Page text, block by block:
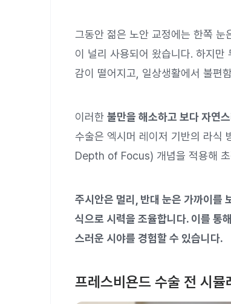
그동안 젊은 노안 교정에는 한쪽 눈
이 널리 사용되어 왔습니다. 하지만
감이 떨어지고, 일상생활에서 불편
이러한 불만을 해소하고 보다 자연
수술은 엑시머 레이저 기반의 라식
Depth of Focus) 개념을 적용해 초
주시안은 멀리, 반대 눈은 가까이를
식으로 시력을 조율합니다. 이를 통
스러운 시야를 경험할 수 있습니다.
프레스비욘드 수술 전 시뮬